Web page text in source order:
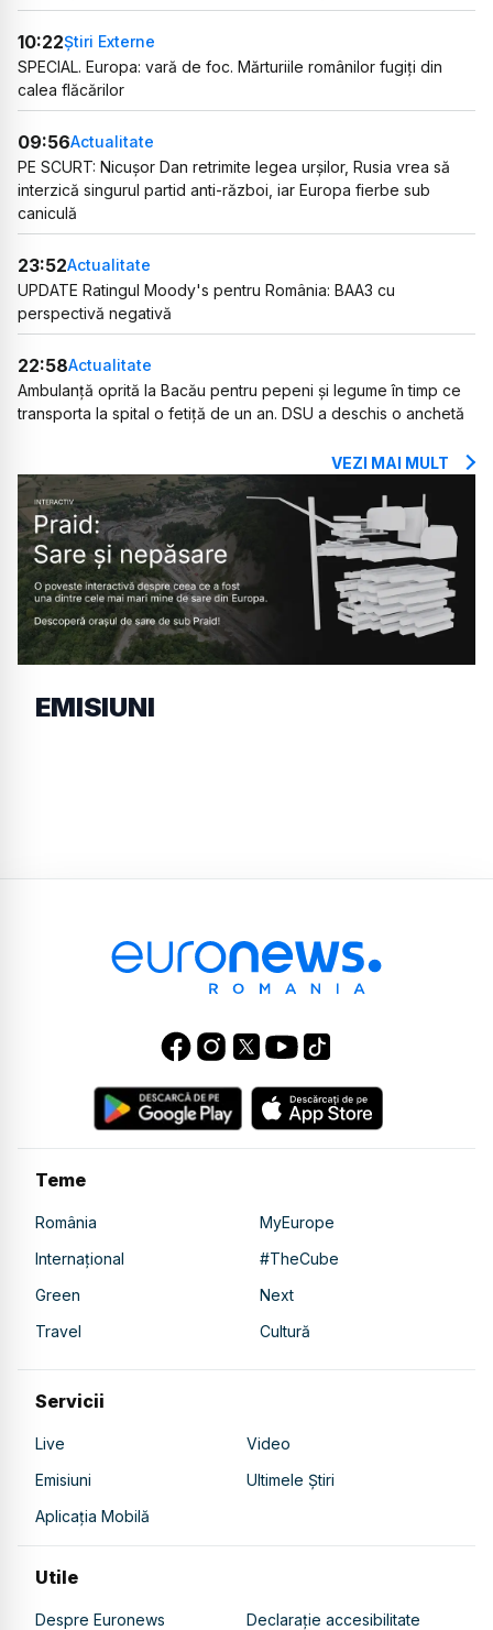
10:22Știri Externe
SPECIAL. Europa: vară de foc. Mărturiile românilor fugiți din
calea flăcărilor
09:56Actualitate
PE SCURT: Nicușor Dan retrimite legea urșilor, Rusia vrea să
interzică singurul partid anti-război, iar Europa fierbe sub
caniculă
23:52Actualitate
UPDATE Ratingul Moody's pentru România: BAA3 cu
perspectivă negativă
22:58Actualitate
Ambulanță oprită la Bacău pentru pepeni și legume în timp ce
transporta la spital o fetiță de un an. DSU a deschis o anchetă
VEZI MAI MULT
EMISIUNI
Teme
România
MyEurope
Internațional
#TheCube
Green
Next
Travel
Cultură
Servicii
Live
Video
Emisiuni
Ultimele Știri
Aplicația Mobilă
Utile
Despre Euronews Declarație accesibilitate